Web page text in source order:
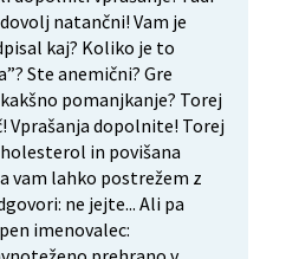
natančni! Vam je
kaj? Koliko je to
Ste anemični? Gre
pomanjkanje? Torej
Vprašanja dopolnite! Torej
in povišana
vam lahko postrežem z
ne jejte... Ali pa
imenovalec: